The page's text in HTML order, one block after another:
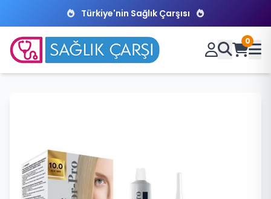
Türkiye'nin Sağlık Çarşısı
0